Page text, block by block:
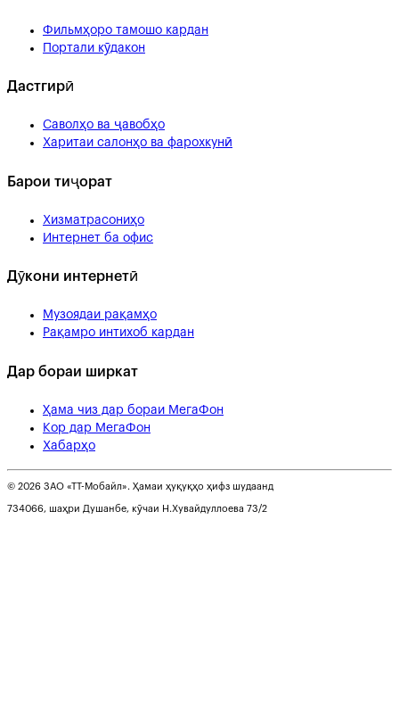
Фильмҳоро тамошо кардан
Портали кӯдакон
Дастгирӣ
Саволҳо ва ҷавобҳо
Харитаи салонҳо ва фарохкунӣ
Барои тиҷорат
Хизматрасониҳо
Интернет ба офис
Дӯкони интернетӣ
Музоядаи рақамҳо
Рақамро интихоб кардан
Дар бораи ширкат
Ҳама чиз дар бораи МегаФон
Кор дар МегаФон
Хабарҳо
© 2026 ЗАО «ТТ-Мобайл». Ҳамаи ҳуқуқҳо ҳифз шудаанд
734066, шаҳри Душанбе, кӯчаи Н.Хувайдуллоева 73/2